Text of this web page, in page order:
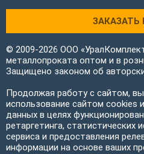
ЗАКАЗАТЬ
© 2009-2026 ООО
металлопроката оптом и в
Защищено законом об
Продолжая работу с сайтом,
использование сайтом cookies
данных в целях
ретаргетинга, статистических
сервиса и предоставления
информации на основе ваших